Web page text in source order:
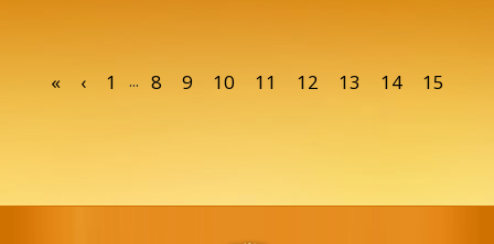
« ‹ 1 ... 8 9 10 11 12 13 14 15